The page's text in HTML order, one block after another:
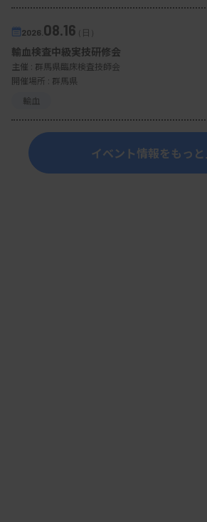
2026. 08.16（日）
輸血検査中級実技研修会
主催 : 群馬県臨床検査技師会
開催場所 : 群馬県
輸血
イベント情報をもっ